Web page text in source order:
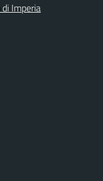
Imperia